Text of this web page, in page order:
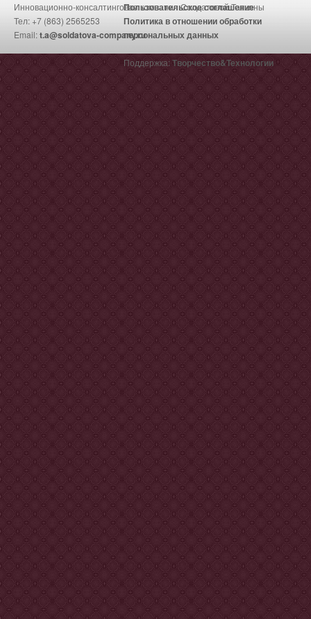
Инновационно-консалтинговая компания Солдатовой Татьяны
Тел: +7 (863) 2565253
Email:t.a@soldatova-company.ru
Пользовательское соглашение
Политика в отношении обработки
персональных данных
Поддержка:Творчество&Технологии